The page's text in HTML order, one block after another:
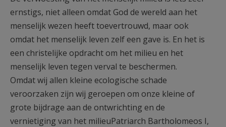
ernstigs, niet alleen omdat God de wereld aan het
menselijk wezen heeft toevertrouwd, maar ook
omdat het menselijk leven zelf een gave is. En het is
een christelijke opdracht om het milieu en het
menselijk leven tegen verval te beschermen.
Omdat wij allen kleine ecologische schade
veroorzaken zijn wij geroepen om onze kleine of
grote bijdrage aan de ontwrichting en de
vernietiging van het milieuPatriarch Bartholomeos I,